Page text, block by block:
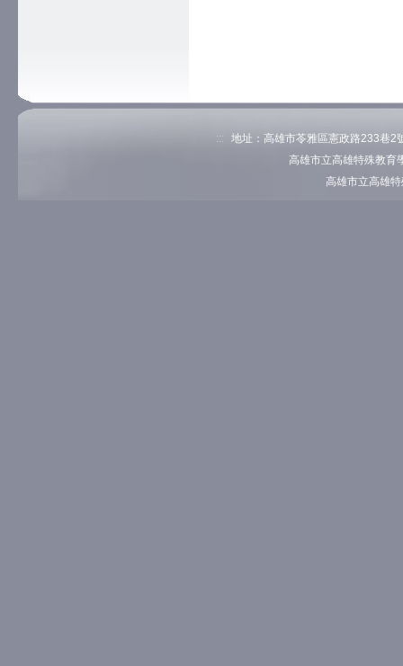
:::
地址：高雄市苓雅區憲政路233巷
高雄市立高雄特殊教育
高雄市立高雄